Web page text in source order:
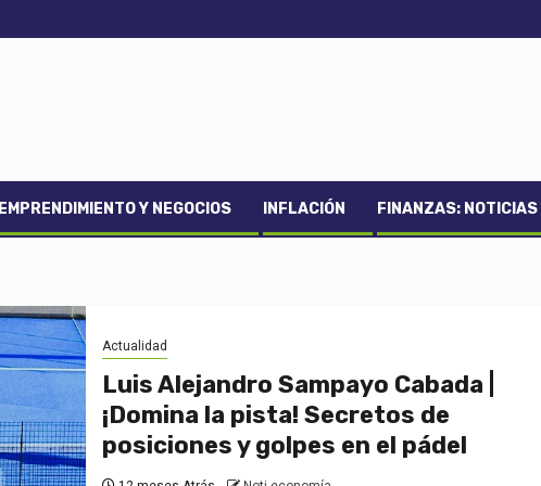
EMPRENDIMIENTO Y NEGOCIOS INFLACIÓN FINANZAS:
Actualidad
Luis Alejandro Sampayo Cabada |
¡Domina la pista! Secretos de
posiciones y golpes en el pádel